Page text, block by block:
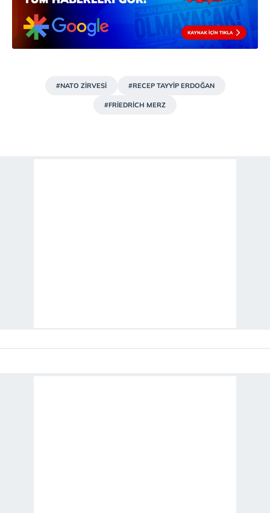
#NATO ZİRVESİ #RECEP TAYYİP ERDOĞAN
#FRİEDRİCH MERZ